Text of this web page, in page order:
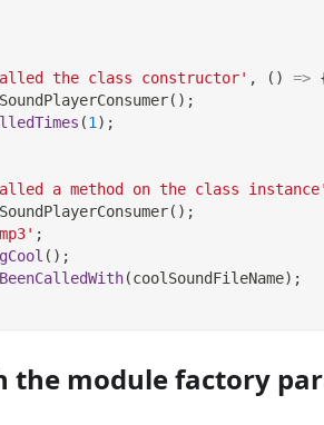
the class constructor' , ( ) =>
SoundPlayerConsumer( ) ;
(1 ) ;
a method on the class instance'
SoundPlayerConsumer( ) ;
;
( ) ;
(coolSoundFileName) ;
the module factory